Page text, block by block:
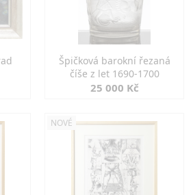
Špičková barokní řezaná
číše z let 1690-1700
25 000 Kč
NOVÉ